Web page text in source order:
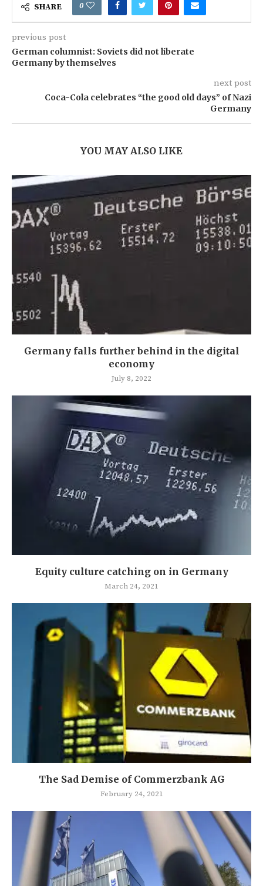
SHARE 0
previous post
German columnist: Soviets did not liberate
Germany by themselves
next post
Coca-Cola celebrates “the good old days” of Nazi
Germany
YOU MAY ALSO LIKE
Germany falls further behind in the digital
economy
July 8, 2022
Equity culture catching on in Germany
March 24, 2021
The Sad Demise of Commerzbank AG
February 24, 2021